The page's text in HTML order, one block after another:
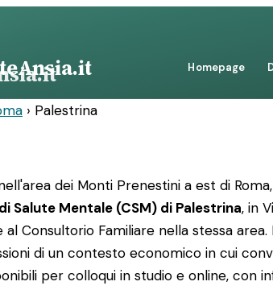
Homepage
› Palestrina
dei Monti Prenestini a est di
Salute Mentale (CSM) di Palestrina, in
Consultorio Familiare nella stessa
di un contesto economico in cui
per colloqui in studio e online, con